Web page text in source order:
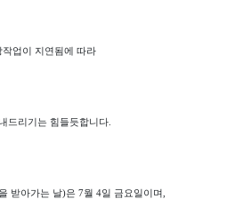
업이 지연됨에 따라
드리기는 힘들듯합니다.
받아가는 날)은 7월 4일 금요일이며,